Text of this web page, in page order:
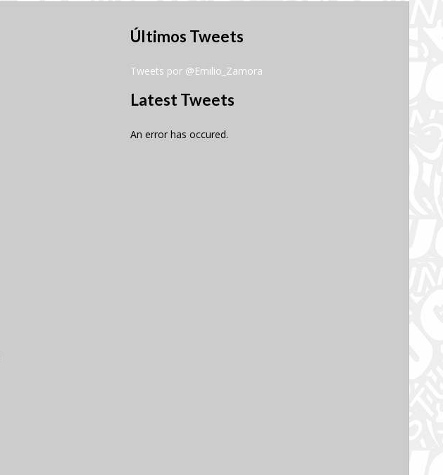
Últimos Tweets
Tweets por @Emilio_Zamora
Latest Tweets
An error has occured.